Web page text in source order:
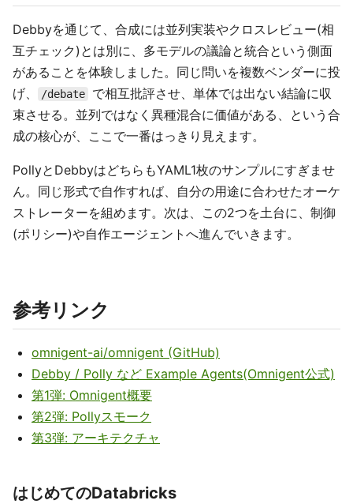
Debbyを通じて、合成には並列実装やクロスレビュー(相
互チェック)とは別に、多モデルの議論と統合という側面
があることを体験しました。同じ問いを複数ベンダーに投
げ、
/debate
で相互批評させ、単体では出ない結論に収
束させる。並列ではなく異種混合に価値がある、という合
成の核心が、ここで一番はっきり見えます。
PollyとDebbyはどちらもYAML1枚のサンプルにすぎませ
ん。同じ形式で自作すれば、自分の用途に合わせたオーケ
ストレーターを組めます。次は、この2つを土台に、制御
(ポリシー)や自作エージェントへ進んでいきます。
参考リンク
omnigent-ai/omnigent (GitHub)
Debby / Polly など Example Agents(Omnigent公式)
第1弾: Omnigent概要
第2弾: Pollyスモーク
第3弾: アーキテクチャ
はじめてのDatabricks